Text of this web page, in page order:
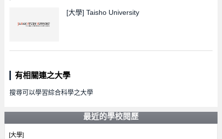
[大學] Taisho University
有相關連之大學
搜尋可以學習綜合科學之大學
最近的學校閱歷
[大學]